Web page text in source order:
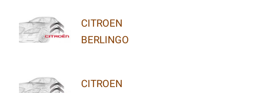
CITROEN
BERLINGO
CITROEN